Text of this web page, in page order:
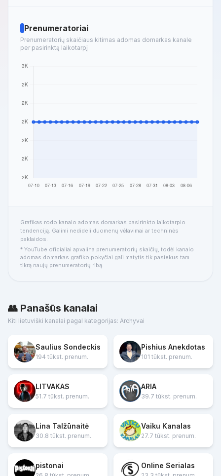
Prenumeratoriai
Prenumeratorių skaičiaus kitimas adomas domarkas kanale
per pasirinktą laikotarpį
Grafikas rodo kanalo adomas domarkas pasirinkto laikotarpio
tendenciją. Galimi nedideli duomenų vėlavimai ar techninės
paklaidos.
* YouTube oficialiai apvalina prenumeratorių skaičių, todėl kanalo
adomas domarkas grafiko pokyčiai gali matytis tik pasiekus tam
tikrą naujų prenumeratorių ribą.
👥 Panašūs kanalai
Kiti lietuviški kanalai pagal kategorijas: Archyvai
Saulius Sondeckis
194 tūkst. prenum.
Pishius Anekdotas
101 tūkst. prenum.
LITVAKAS
51.7 tūkst. prenum.
ARIA
39.7 tūkst. prenum.
Lina Talžūnaitė
30.8 tūkst. prenum.
Vaiku Kanalas
27.7 tūkst. prenum.
pistonai Online Serialas